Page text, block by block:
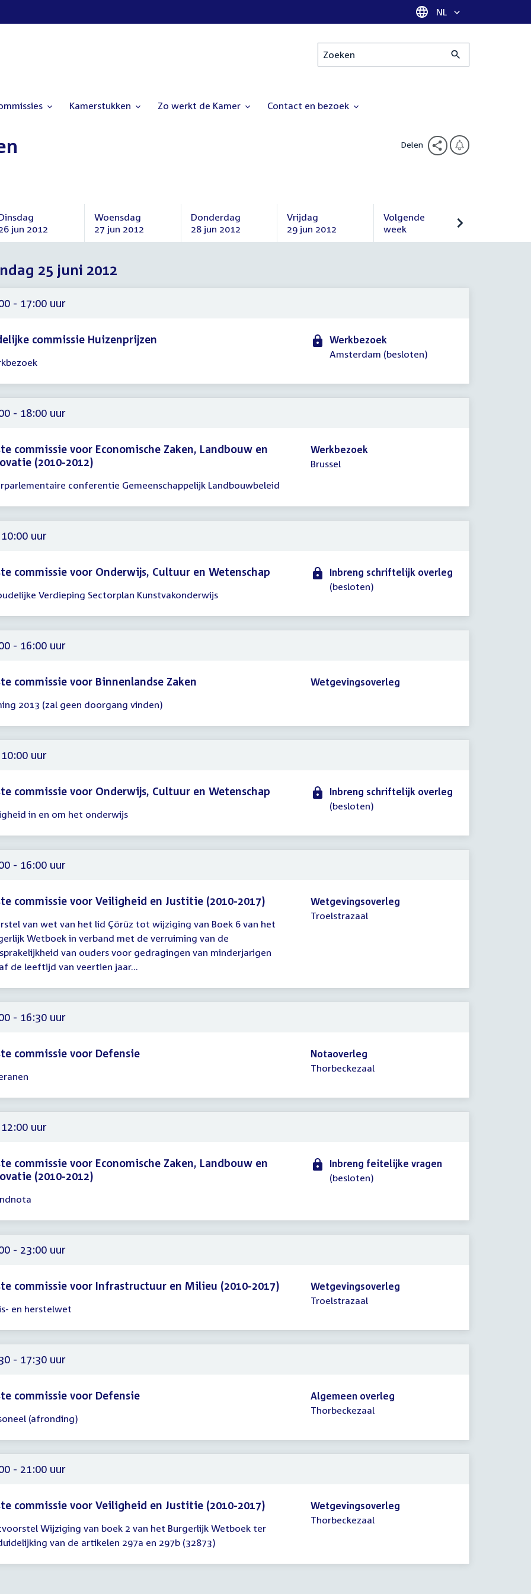
Taal selectie
NL
Zoeken
Kamerstukken Zo werkt de Kamer Contact en bezoek
Delen
jun 2012
juni
Woensdag
27 jun 2012
Woensdag
juni
2012
Donderdag
28 jun 2012
Donderdag
Vrijdag
29 jun 2012
Vrijdag
Volgende
week
Volgende
25 juni 2012
- 17:00 uur
commissie Huizenprijzen
Werkbezoek
Amsterdam (besloten)
- 18:00 uur
commissie voor Economische Zaken, Landbouw en
(2010-2012)
conferentie Gemeenschappelijk Landbouwbeleid
Werkbezoek
Brussel
uur
commissie voor Onderwijs, Cultuur en Wetenschap
Verdieping Sectorplan Kunstvakonderwijs
Inbreng schriftelijk overleg
(besloten)
- 16:00 uur
commissie voor Binnenlandse Zaken
2013 (zal geen doorgang vinden)
Wetgevingsoverleg
uur
commissie voor Onderwijs, Cultuur en Wetenschap
in en om het onderwijs
Inbreng schriftelijk overleg
(besloten)
- 16:00 uur
commissie voor Veiligheid en Justitie (2010-2017)
van wet van het lid Çörüz tot wijziging van Boek 6 van het
Wetboek in verband met de verruiming van de
van ouders voor gedragingen van minderjarigen
de leeftijd van veertien jaar...
Wetgevingsoverleg
Troelstrazaal
- 16:30 uur
commissie voor Defensie
Notaoverleg
Thorbeckezaal
uur
commissie voor Economische Zaken, Landbouw en
(2010-2012)
Inbreng feitelijke vragen
(besloten)
- 23:00 uur
commissie voor Infrastructuur en Milieu (2010-2017)
en herstelwet
Wetgevingsoverleg
Troelstrazaal
- 17:30 uur
commissie voor Defensie
(afronding)
Algemeen overleg
Thorbeckezaal
- 21:00 uur
commissie voor Veiligheid en Justitie (2010-2017)
Wijziging van boek 2 van het Burgerlijk Wetboek ter
van de artikelen 297a en 297b (32873)
Wetgevingsoverleg
Thorbeckezaal